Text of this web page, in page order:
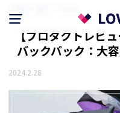
【プロダクトレビ
バックパック：大
2024.2.28